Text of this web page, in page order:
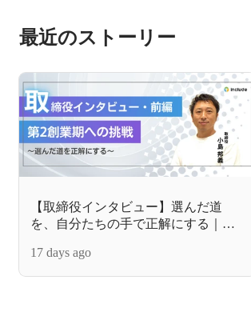
最近のストーリー
【取締役インタビュー】選んだ道
を、自分たちの手で正解にする｜
期」
17 days ago